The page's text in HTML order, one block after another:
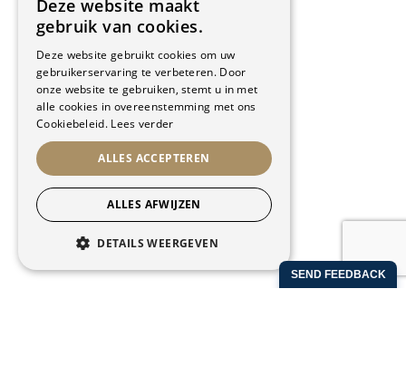
CONTACT INFO
Kapellekensbaan 12
9320 Erembodegem
Sportcomplex Schotte
T:053/84.87.26
info@gymplusschotte.be
Deze website maakt
gebruik van cookies.
Deze website gebruikt cookies om uw
gebruikerservaring te verbeteren. Door
onze website te gebruiken, stemt u in met
alle cookies in overeenstemming met ons
Cookiebeleid. Lees verder
ALLES ACCEPTEREN
ALLES AFWIJZEN
DETAILS WEERGEVEN
STRIKT NOODZAKELIJK